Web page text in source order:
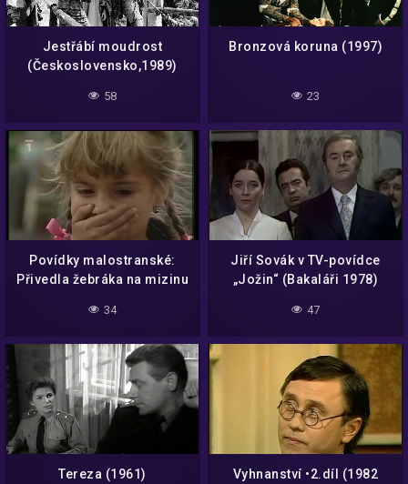
Jestřábí moudrost
(Československo,1989)
58
Bronzová koruna (1997)
23
Povídky malostranské:
Přivedla žebráka na mizinu
34
Jiří Sovák v TV-povídce
„Jožin“ (Bakaláři 1978)
47
Tereza (1961) Vyhnanství •2.díl (1982